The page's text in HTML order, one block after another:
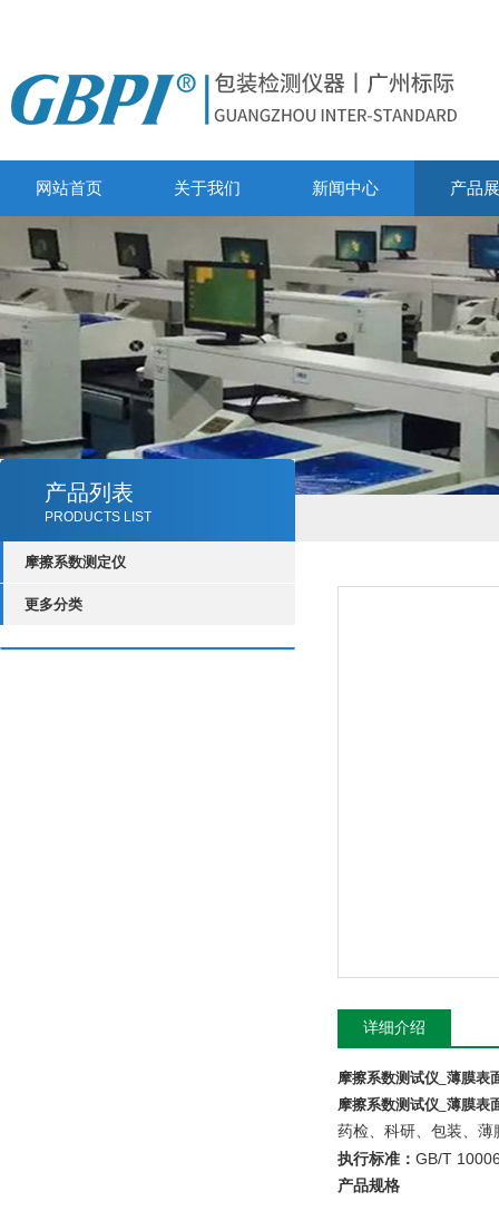
网站首页 关于我们 新闻中心 产品
产品列表
PRODUCTS LIST
摩擦系数测定仪
更多分类
详细介绍
摩擦系数测试仪_薄膜表
摩擦系数测试仪_薄膜表
药检、科研、包装、
执行标准： GB/T
产品规格